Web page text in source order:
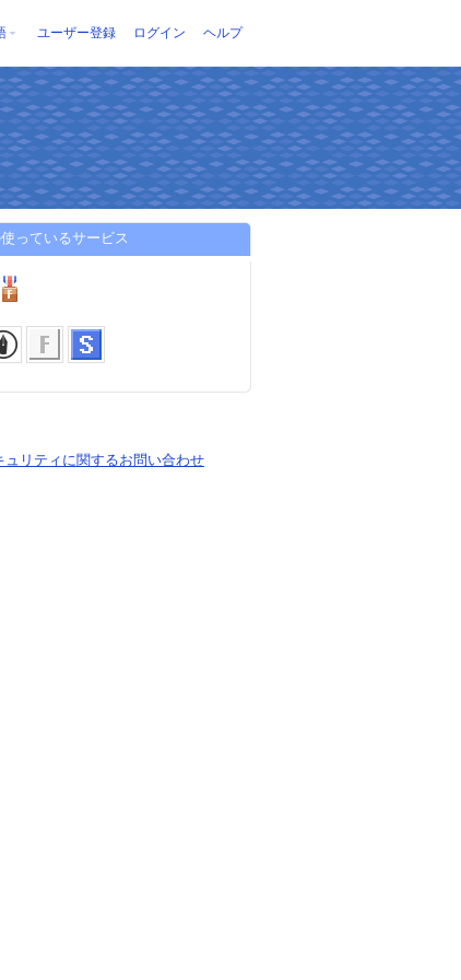
ユーザー登録 ログイン ヘルプ
っているサービス
ュリティに関するお問い合わせ